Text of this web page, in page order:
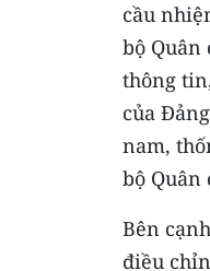
cầu
bộ
thông
của
nam,
bộ
Bên
điều